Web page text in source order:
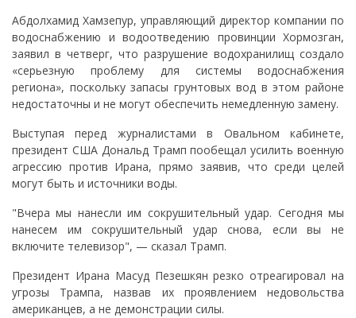
Абдолхамид Хамзепур, управляющий директор компании по
водоснабжению и водоотведению провинции Хормозган,
заявил в четверг, что разрушение водохранилищ создало
«серьезную проблему для системы водоснабжения
региона», поскольку запасы грунтовых вод в этом районе
недостаточны и не могут обеспечить немедленную замену.
Выступая перед журналистами в Овальном кабинете,
президент США Дональд Трамп пообещал усилить военную
агрессию против Ирана, прямо заявив, что среди целей
могут быть и источники воды.
"Вчера мы нанесли им сокрушительный удар. Сегодня мы
нанесем им сокрушительный удар снова, если вы не
включите телевизор", — сказал Трамп.
Президент Ирана Масуд Пезешкян резко отреагировал на
угрозы Трампа, назвав их проявлением недовольства
американцев, а не демонстрации силы.